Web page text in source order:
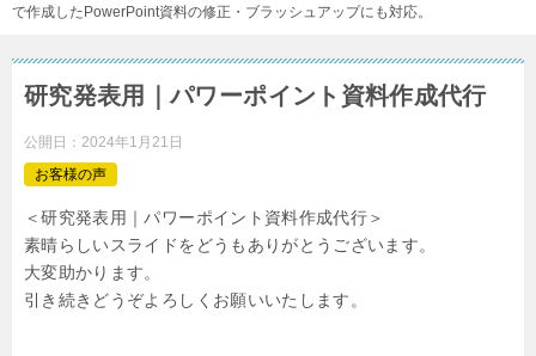
で作成したPowerPoint資料の修正・ブラッシュアップにも対応。
研究発表用｜パワーポイント資料作成代行
公開日： 2024年1月21日
お客様の声
＜研究発表用｜パワーポイント資料作成代行＞
素晴らしいスライドをどうもありがとうございます。
大変助かります。
引き続きどうぞよろしくお願いいたします。